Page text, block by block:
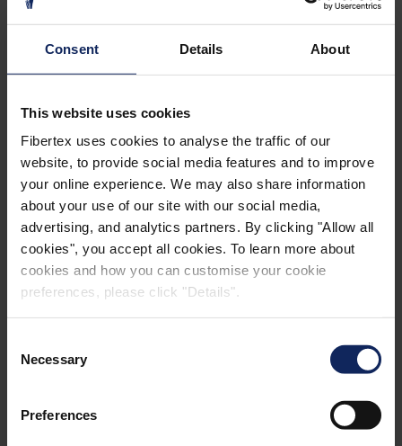
Consent Details About
This website uses cookies
Fibertex uses cookies to analyse the traffic of our
website, to provide social media features and to improve
your online experience. We may also share information
about your use of our site with our social media,
advertising, and analytics partners. By clicking "Allow all
cookies", you accept all cookies. To learn more about
cookies and how you can customise your cookie
preferences, please click "Details".
Selection
Necessary
Preferences
PROJEKTER MED
GEOTEKSTILER